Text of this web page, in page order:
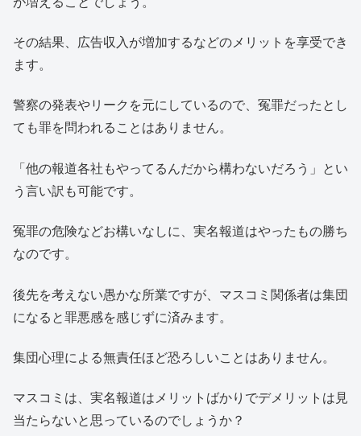
その結果、広告収入が増加するなどのメリットを享受でき
ます。
警察の発表やリークを元にしているので、冤罪だったとし
ても罪を問われることはありません。
「他の報道各社もやってるんだから構わないだろう」とい
う言い訳も可能です。
冤罪の危険などお構いなしに、実名報道はやったもの勝ち
なのです。
後先を考えない愚かな所業ですが、マスコミ関係者は集団
になると罪悪感を感じずに済みます。
集団心理による無責任ほど恐ろしいことはありません。
マスコミは、実名報道はメリットばかりでデメリットは見
当たらないと思っているのでしょうか？